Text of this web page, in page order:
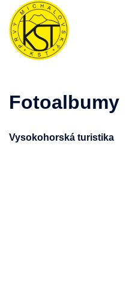
Preskočiť
obsah
Fotoalbumy
Vysokohorská turistika